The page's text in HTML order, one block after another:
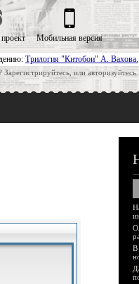
Трилогия "Китобои" А. Вахова.
Зарегистрируйтесь, или авторизуйтесь.
Мобильная версия
В